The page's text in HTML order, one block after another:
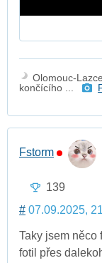
Olomouc-
končícího ...
Fstorm
139
# 07.09.2025,
Taky jsem něco
fotil přes